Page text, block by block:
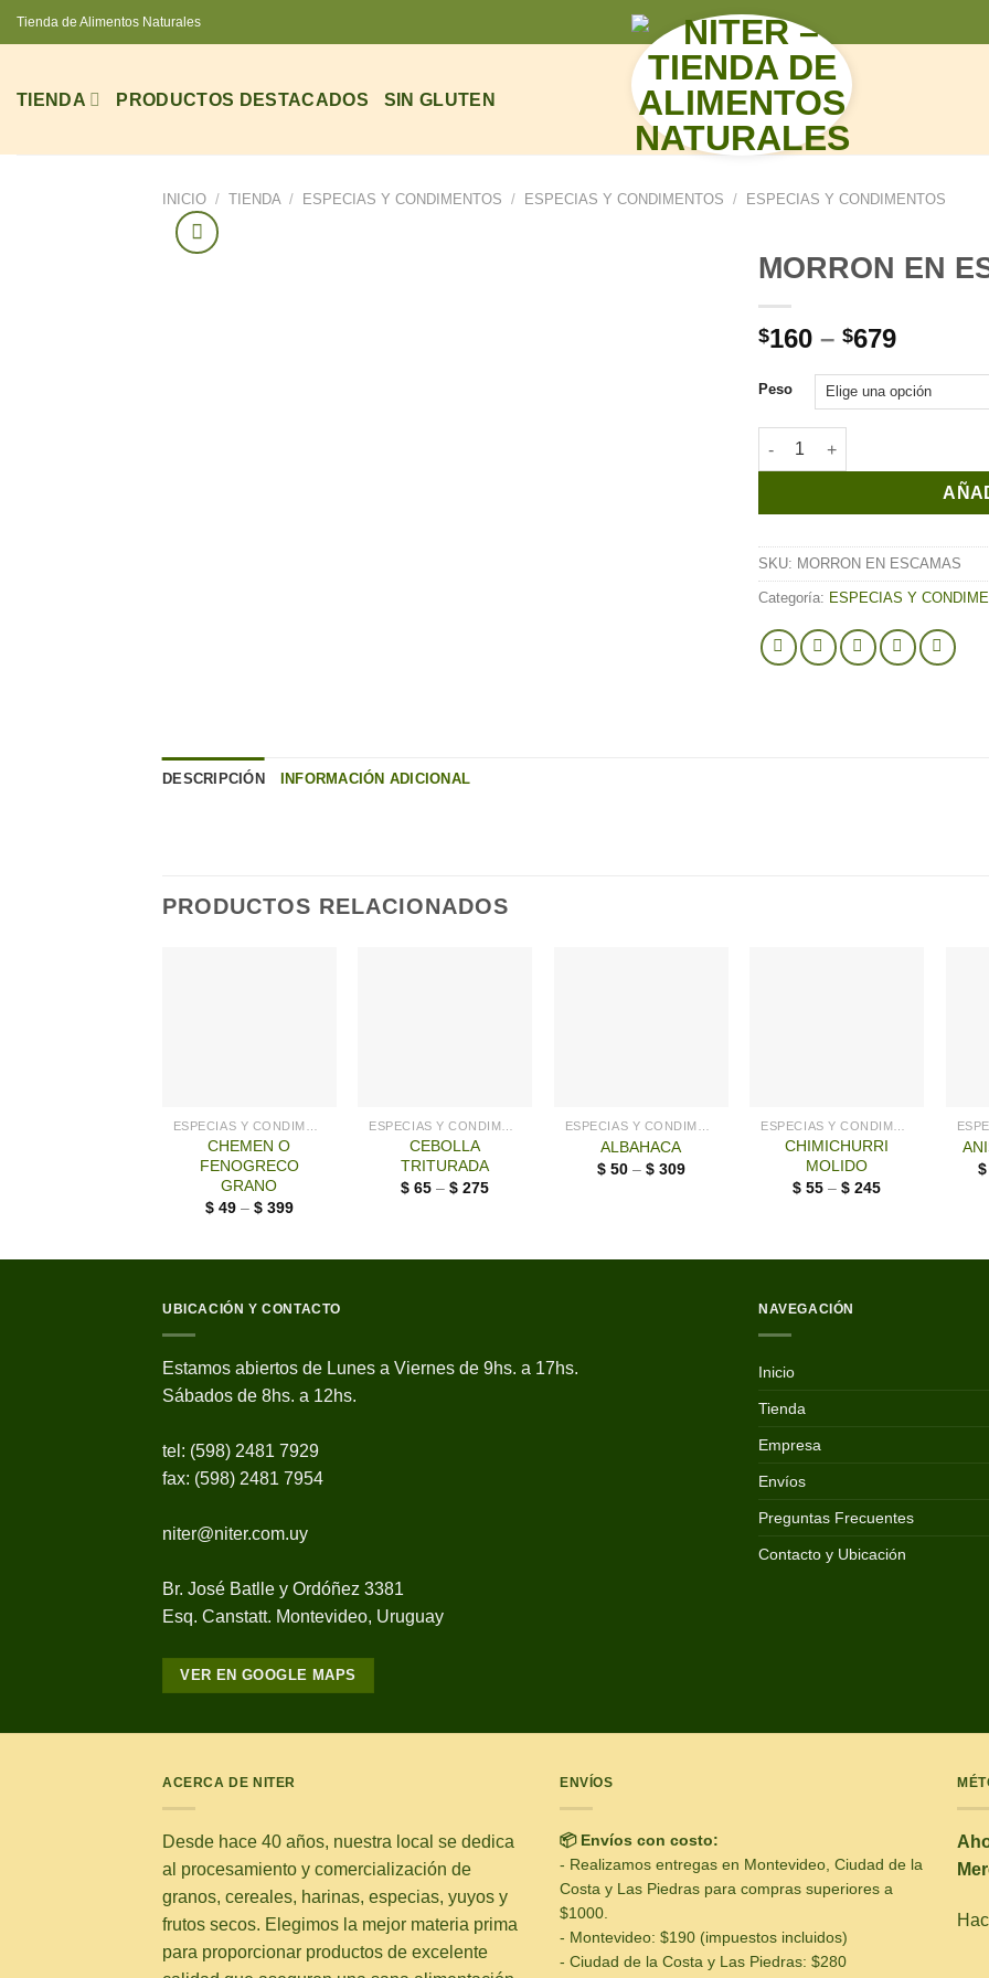
Saltar
al
Tienda de Alimentos Naturales
TIENDA PRODUCTOS DESTACADOS SIN GLUTEN
INICIO / TIENDA / ESPECIAS Y CONDIMENTOS / ESPECIAS Y CONDIMENTOS / ESPECIAS Y CONDIMENTOS
MORRON EN
$160 – $679
Peso
MORRON EN ESCAMAS
SKU: MORRON EN ESCAMAS
Categoría: ESPECIAS Y
DESCRIPCIÓN INFORMACIÓN ADICIONAL
PRODUCTOS RELACIONADOS
CHEMEN O
FENOGRECO
GRANO
$ 49– $ 399
CEBOLLA
TRITURADA
$65 –$275
ALBAHACA
$ 50– $ 309
CHIMICHURRI
MOLIDO
$55 –$245
$
UBICACIÓN Y CONTACTO
Estamos abiertos de Lunes a Viernes de 9hs. a 17hs.
Sábados de 8hs. a 12hs.
tel: (598) 2481 7929
fax: (598) 2481 7954
niter@niter.com.uy
Br. José Batlle y Ordóñez 3381
Esq. Canstatt. Montevideo, Uruguay
VER EN GOOGLE MAPS
NAVEGACIÓN
Inicio
Tienda
Empresa
Envíos
Preguntas Frecuentes
Contacto y Ubicación
ACERCA DE NITER
Desde hace 40 años, nuestra local se dedica
al procesamiento y comercialización de
granos, cereales, harinas, especias, yuyos y
frutos secos. Elegimos la mejor materia prima
para proporcionar productos de excelente
ENVÍOS
📦 Envíos con costo:
- Realizamos entregas en Montevideo, Ciudad de la
Costa y Las Piedras para compras superiores a
$1000.
- Montevideo: $190 (impuestos incluidos)
- Ciudad de la Costa y Las Piedras: $280